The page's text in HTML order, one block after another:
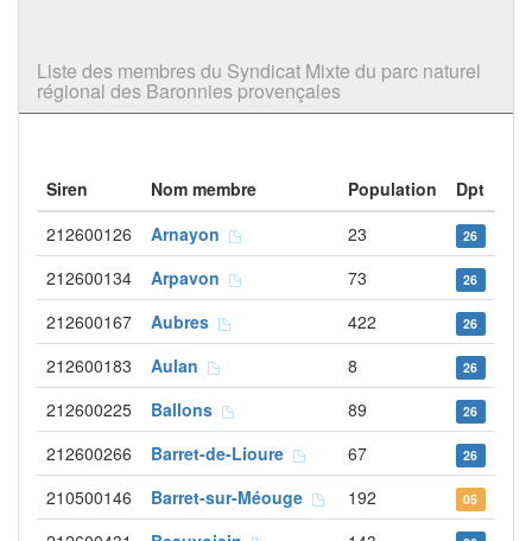
Liste des membres du Syndicat Mixte du parc naturel
régional des Baronnies provençales
Siren Nom membre Population
Dpt
212600126
Arnayon 23 26
212600134 Arpavon 73 26
212600167 Aubres 422 26
212600183 Aulan 8 26
212600225 Ballons 89 26
212600266 Barret-de-Lioure 67 26
210500146 Barret-sur-Méouge 192 05